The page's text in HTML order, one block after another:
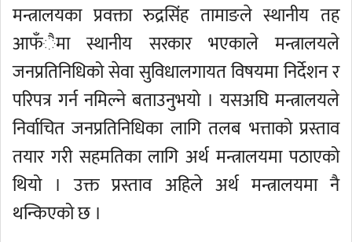
मन्त्रालयका प्रवक्ता रुद्रसिंह तामाङले स्थानीय तह
आफँैमा स्थानीय सरकार भएकाले मन्त्रालयले
जनप्रतिनिधिको सेवा सुविधालगायत विषयमा निर्देशन र
परिपत्र गर्न नमिल्ने बताउनुभयो । यसअघि मन्त्रालयले
निर्वाचित जनप्रतिनिधिका लागि तलब भत्ताको प्रस्ताव
तयार गरी सहमतिका लागि अर्थ मन्त्रालयमा पठाएको
थियो । उक्त प्रस्ताव अहिले अर्थ मन्त्रालयमा नै
थन्किएको छ ।